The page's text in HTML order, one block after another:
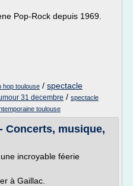
Pop-Rock depuis 1969.
hop toulouse / spectacle
31 decembre / spectacle
toulouse
Concerts, musique,
incroyable féerie
à Gaillac.